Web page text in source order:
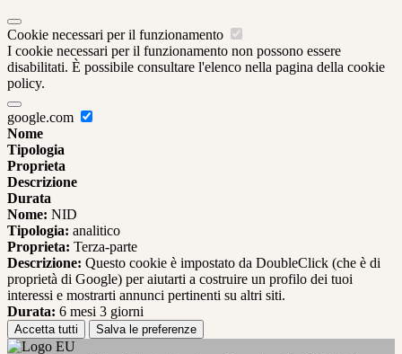
Cookie necessari per il funzionamento
I cookie necessari per il funzionamento non possono essere
disabilitati. È possibile consultare l'elenco nella pagina della cookie
policy.
google.com
Nome
Tipologia
Proprieta
Descrizione
Durata
Nome: NID
Tipologia: analitico
Proprieta: Terza-parte
Descrizione: Questo cookie è impostato da DoubleClick (che è di
proprietà di Google) per aiutarti a costruire un profilo dei tuoi
interessi e mostrarti annunci pertinenti su altri siti.
Durata: 6 mesi 3 giorni
Accetta tutti Salva le preferenze